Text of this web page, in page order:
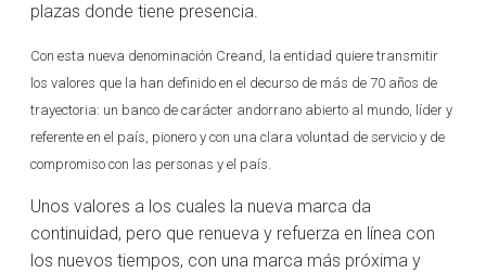
plazas donde tiene presencia.
Con esta nueva denominación Creand, la entidad quiere transmitir
los valores que la han definido en el decurso de más de 70 años de
trayectoria: un banco de carácter andorrano abierto al mundo, líder y
referente en el país, pionero y con una clara voluntad de servicio y de
compromiso con las personas y el país.
Unos valores a los cuales la nueva marca da
continuidad, pero que renueva y refuerza en línea con
los nuevos tiempos, con una marca más próxima y